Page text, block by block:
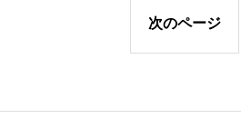
次のページ